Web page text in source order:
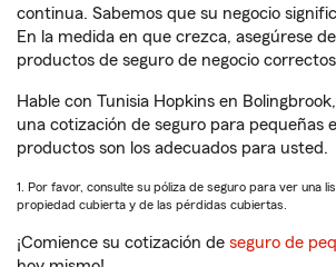
continua. Sabemos que su negocio
En la medida en que crezca, asegúrese
productos de seguro de negocio
Hable con Tunisia Hopkins en
una cotización de seguro para pequeñas
productos son los adecuados para usted.
1. Por favor, consulte su póliza de seguro para ver una
propiedad cubierta y de las pérdidas cubiertas.
¡Comience su cotización de seguro de